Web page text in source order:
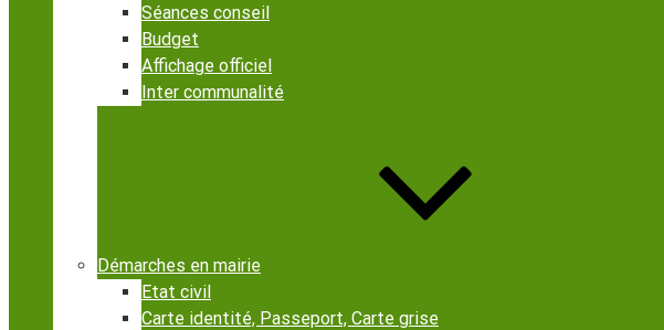
Séances conseil
Budget
Affichage officiel
Inter communalité
Démarches en mairie
Etat civil
Carte identité, Passeport, Carte grise